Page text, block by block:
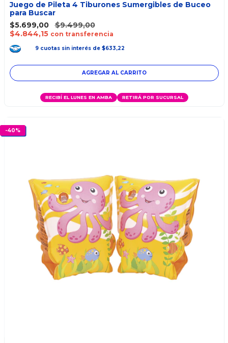
Juego de Pileta 4 Tiburones Sumergibles de Buceo
para Buscar
$5.699,00
$9.499,00
$4.844,15 con transferencia
9 cuotas sin interés de $633,22
RECIBÍ EL LUNES EN AMBA RETIRÁ POR SUCURSAL
-40%